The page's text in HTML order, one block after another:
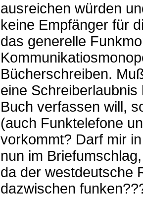
ausreichen würden
keine Empfänger für
das generelle
Bücherschreiben.
eine
Buch verfassen will,
(auch Funktelefone
vorkommt? Darf mir
nun im
da der westdeutsche
dazwischen